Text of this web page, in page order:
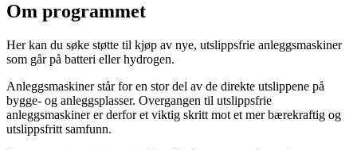
Om programmet
Her kan du søke støtte til kjøp av nye, utslippsfrie anleggsmaskiner
som går på batteri eller hydrogen.
Anleggsmaskiner står for en stor del av de direkte utslippene på
bygge- og anleggsplasser. Overgangen til utslippsfrie
anleggsmaskiner er derfor et viktig skritt mot et mer bærekraftig og
utslippsfritt samfunn.